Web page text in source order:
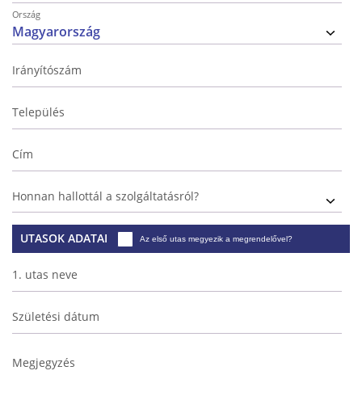
Ország
Irányítószám
Település
Cím
Honnan hallottál a szolgáltatásról?
UTASOK ADATAI Az első utas megyezik a megrendelővel?
1. utas neve
Születési dátum
Megjegyzés